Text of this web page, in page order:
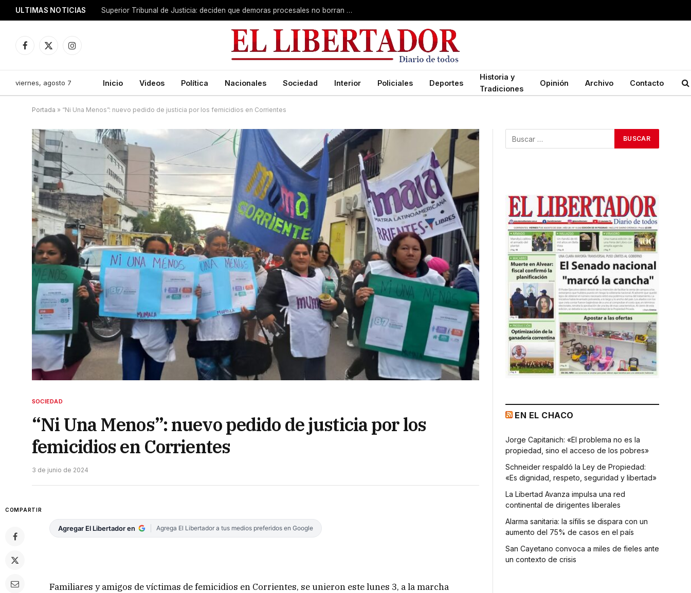
ULTIMAS NOTICIAS Superior Tribunal de Justicia: deciden que demoras procesales no borran delitos graves
Facebook
X
Instagram
viernes, agosto 7 Inicio Videos Política Nacionales Sociedad Interior Policiales Deportes
Historia y
Tradiciones
Opinión Archivo Contacto
Portada » “Ni Una Menos”: nuevo pedido de justicia por los femicidios en Corrientes
SOCIEDAD
“Ni Una Menos”: nuevo pedido de justicia por los
femicidios en Corrientes
3 de junio de 2024
COMPARTIR
Agregar El Libertador en Agrega El Libertador a tus medios preferidos en Google
Familiares y amigos de víctimas de femicidios en Corrientes, se unieron este lunes 3, a la marcha
EN EL CHACO
Jorge Capitanich: «El problema no es la
propiedad, sino el acceso de los pobres»
Schneider respaldó la Ley de Propiedad:
«Es dignidad, respeto, seguridad y libertad»
La Libertad Avanza impulsa una red
continental de dirigentes liberales
Alarma sanitaria: la sífilis se dispara con un
aumento del 75% de casos en el país
San Cayetano convoca a miles de fieles ante
un contexto de crisis